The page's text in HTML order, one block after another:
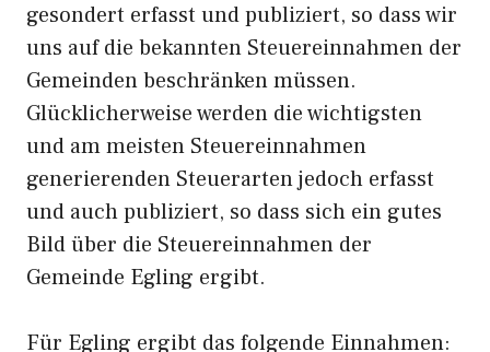
gesondert erfasst und publiziert, so dass wir
uns auf die bekannten Steuereinnahmen der
Gemeinden beschränken müssen.
Glücklicherweise werden die wichtigsten
und am meisten Steuereinnahmen
generierenden Steuerarten jedoch erfasst
und auch publiziert, so dass sich ein gutes
Bild über die Steuereinnahmen der
Gemeinde Egling ergibt.
Für Egling ergibt das folgende Einnahmen: